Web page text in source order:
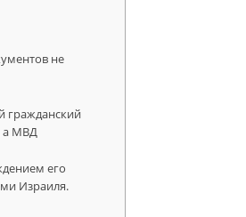
не
гражданский
а МВД
его
Израиля.